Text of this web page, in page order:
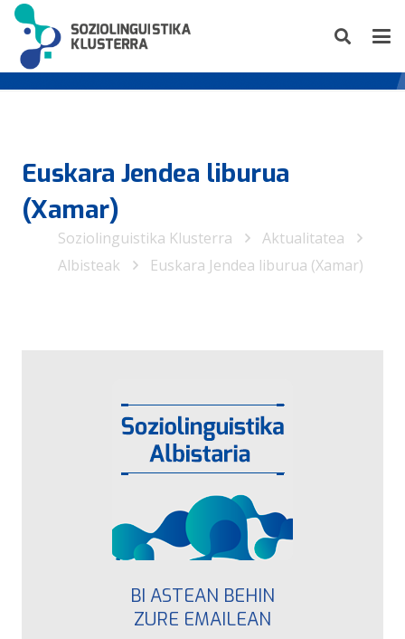
Euskara Jendea liburua
(Xamar)
Soziolinguistika Klusterra
Aktualitatea
Albisteak
Euskara Jendea liburua (Xamar)
BI ASTEAN BEHIN
ZURE EMAILEAN